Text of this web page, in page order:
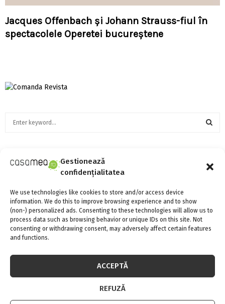
Gestionează
confidențialitatea
We use technologies like cookies to store and/or access device
information. We do this to improve browsing experience and to show
(non-) personalized ads. Consenting to these technologies will allow us to
process data such as browsing behavior or unique IDs on this site. Not
consenting or withdrawing consent, may adversely affect certain features
and functions.
ACCEPTĂ
REFUZĂ
Jacques Offenbach și Johann Strauss-fiul în
spectacolele Operetei bucureștene
E
SOCIAL MEDIA
FII LA CURENT CU NOUTATILE
Please enter an Access Token